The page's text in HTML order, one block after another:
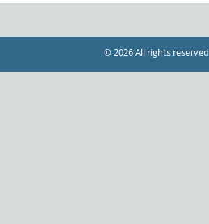
© 2026 All rights reserved